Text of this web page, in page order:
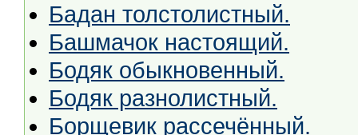
Бадан толстолистный.
Башмачок настоящий.
Бодяк обыкновенный.
Бодяк разнолистный.
Борщевик рассечённый.